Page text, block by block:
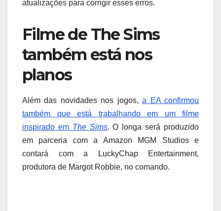
atualizações para corrigir esses erros.
Filme de The Sims
também está nos
planos
Além das novidades nos jogos,a EA confirmou
também que está trabalhando em um filme
inspirado em The Sims. O longa será produzido
em parceria com a Amazon MGM Studios e
contará com a LuckyChap Entertainment,
produtora de Margot Robbie, no comando.